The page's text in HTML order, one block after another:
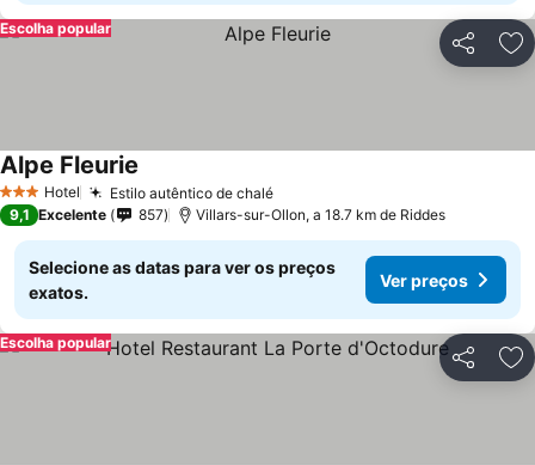
Partilhar
Escolha popular
3 EstrelasHotel Estilo autêntico de chalé
Alpe Fleurie
9,1 Excelente 857 Villars-sur-Ollon, a 18.7 km de Riddes
Selecione as datas para ver os preços
exatos.
Ver preços
Partilhar
Escolha popular